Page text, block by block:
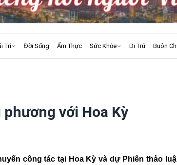
Trí Đời Sống Ẩm Thực Sức Khỏe Di Trú Buôn
với Hoa Kỳ
công tác tại Hoa Kỳ và dự Phiên thảo